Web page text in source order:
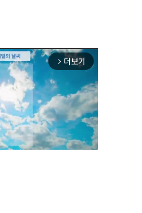
arrow_forward_ios 더보기